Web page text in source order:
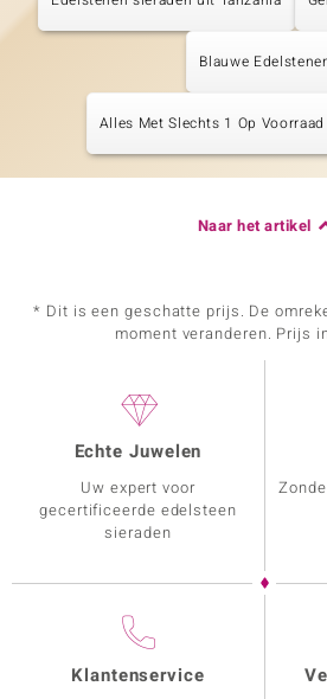
Blauwe
Alles Met Slechts 1 Op
Naar het artikel
* Dit is een geschatte prijs. De
moment veranderen. Prijs
Echte Juwelen
Uw expert voor
gecertificeerde edelsteen
sieraden
Klantenservice